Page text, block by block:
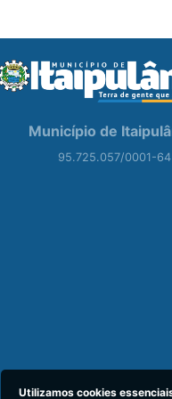
Município de
95.725.057/0001-64
Utilizamos cookies